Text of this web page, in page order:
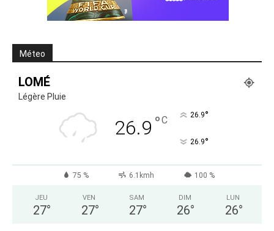
Méteo
LOMÉ
Légère Pluie
26.9 °C 26.9°
26.9°
75 % 6.1kmh 100 %
JEU
27°
VEN
27°
SAM
27°
DIM
26°
LUN
26°